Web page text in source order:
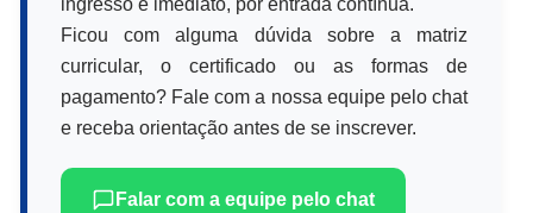
Ficou com alguma dúvida sobre a matriz
curricular, o certificado ou as formas de
pagamento? Fale com a nossa equipe pelo chat
e receba orientação antes de se inscrever.
Falar com a equipe pelo chat